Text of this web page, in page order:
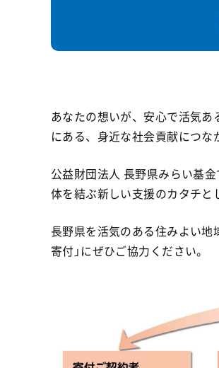
あなたの想いが、安心で活気
にある、身近な社会貢献につな
公益財団法人 長野県みらい基
体を結ぶ新しい支援のカタチと
長野県を活気のある住みよい地
寄付」にぜひご協力ください。